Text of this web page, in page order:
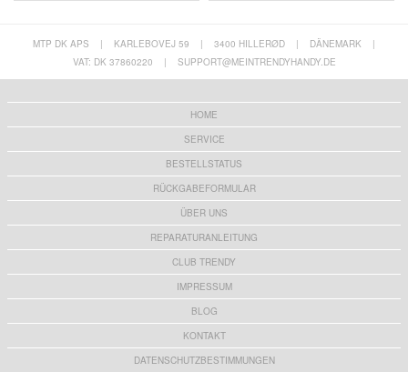
MTP DK APS | KARLEBOVEJ 59 | 3400 HILLERØD | DÄNEMARK
|
VAT: DK 37860220
| SUPPORT@MEINTRENDYHANDY.DE
HOME
SERVICE
BESTELLSTATUS
RÜCKGABEFORMULAR
ÜBER UNS
REPARATURANLEITUNG
CLUB TRENDY
IMPRESSUM
BLOG
KONTAKT
DATENSCHUTZBESTIMMUNGEN